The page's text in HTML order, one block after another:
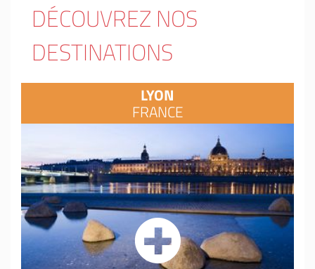
DÉCOUVREZ NOS
DESTINATIONS
LYON
FRANCE